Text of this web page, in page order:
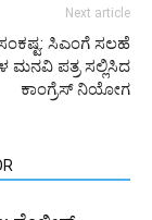
Next article
ಸಿಎಂಗೆ ಸಲಹೆ
ಮನವಿ ಪತ್ರ ಸಲ್ಲಿಸಿದ
ಕಾಂಗ್ರೆಸ್ ನಿಯೋಗ